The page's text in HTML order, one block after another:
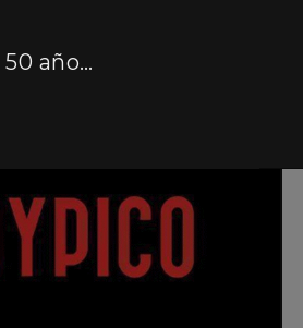
24 de Marzo. A 50 años del golpe